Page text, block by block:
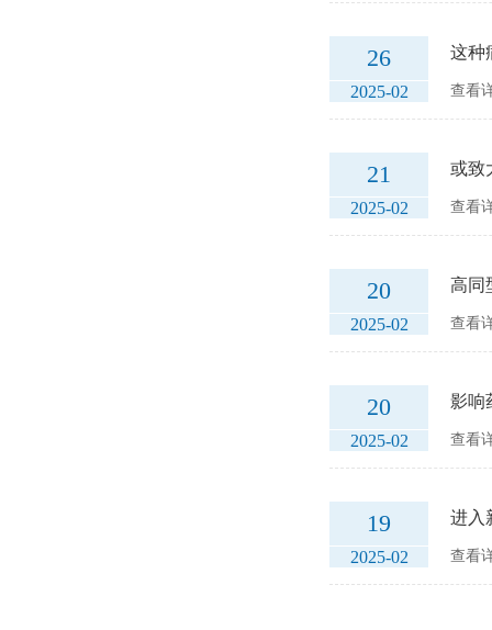
26
2025-02
这种
查看
21
2025-02
或致
查看
20
2025-02
高同
查看
20
2025-02
影响
查看
19
2025-02
进入
查看